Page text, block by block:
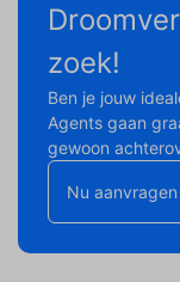
zoek!
Ben je jouw
Agents gaan
gewoon
Nu aanvragen